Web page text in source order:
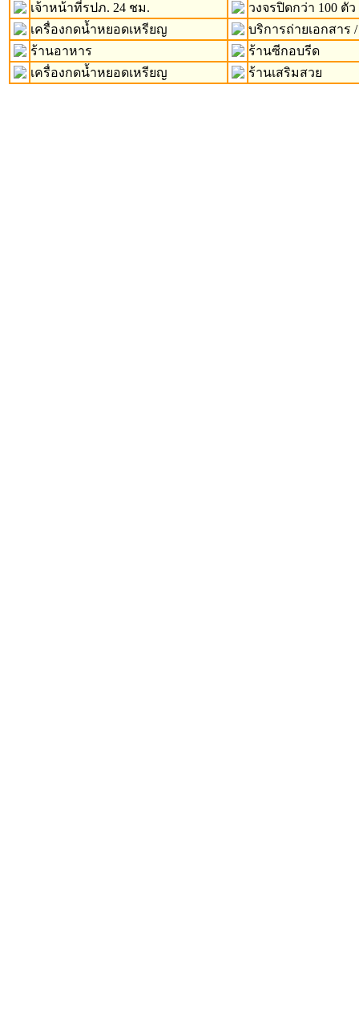
เจ้าหน้าที่รปภ. 24 ชม.
วงจรปิดกว่า 100 ตัว
เครื่องกดน้ำหยอดเหรียญ
บริการถ่ายเอกสาร
ร้านอาหาร
ร้านซีกอบรีด
เครื่องกดน้ำหยอดเหรียญ
ร้านเสริมสวย